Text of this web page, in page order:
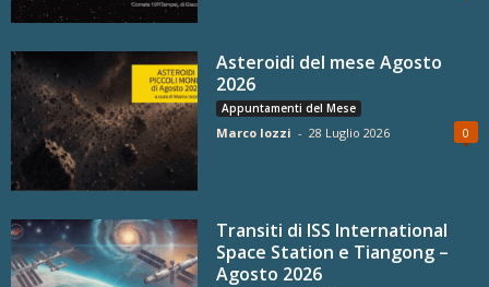
Asteroidi del mese Agosto
2026
Appuntamenti del Mese
Marco Iozzi - 28 Luglio 2026 0
Transiti di ISS International
Space Station e Tiangong –
Agosto 2026